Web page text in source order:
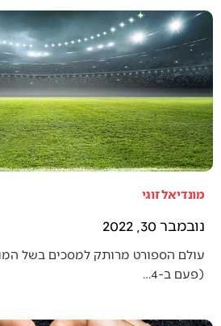
מונדיאל זוגי
נובמבר 30, 2022
עולם הספורט מרותק למסכים בשל
(פעם ב-4…